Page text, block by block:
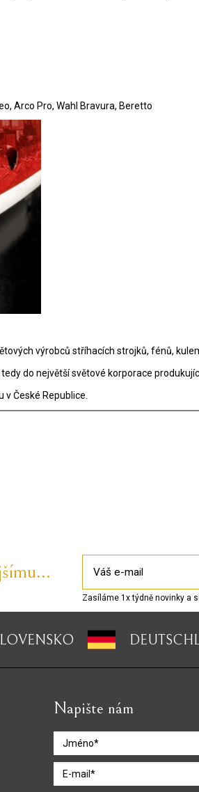
Arco Pro, Wahl Bravura, Beretto
výrobců stříhacích strojků, fénů,
do největší světové korporace
České Republice.
Zasíláme 1x týdně novinky a
Napište nám